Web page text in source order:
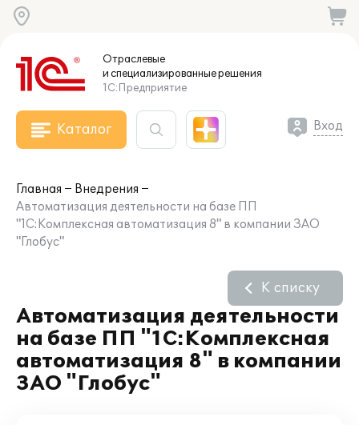
Отраслевые
и специализированныерешения
1С:Предприятие
Каталог Вход
Главная
Внедрения
Автоматизация деятельности на базе ПП
"1С:Комплексная автоматизация 8" в компании ЗАО
"Глобус"
Автоматизация деятельности
на базе ПП "1С:Комплексная
автоматизация 8" в компании
ЗАО "Глобус"
К списку